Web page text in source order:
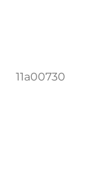
11a00730